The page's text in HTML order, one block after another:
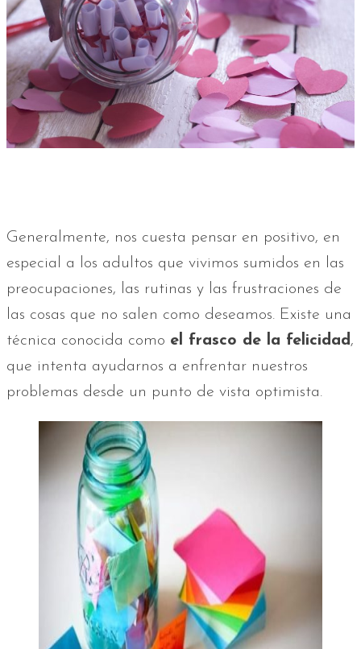
Generalmente, nos cuesta pensar en positivo, en
especial a los adultos que vivimos sumidos en las
preocupaciones, las rutinas y las frustraciones de
las cosas que no salen como deseamos. Existe una
técnica conocida como el frasco de la felicidad,
que intenta ayudarnos a enfrentar nuestros
problemas desde un punto de vista optimista.